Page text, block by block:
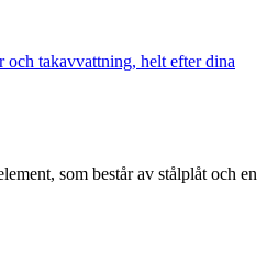
och takavvattning, helt efter dina
som består av stålplåt och en